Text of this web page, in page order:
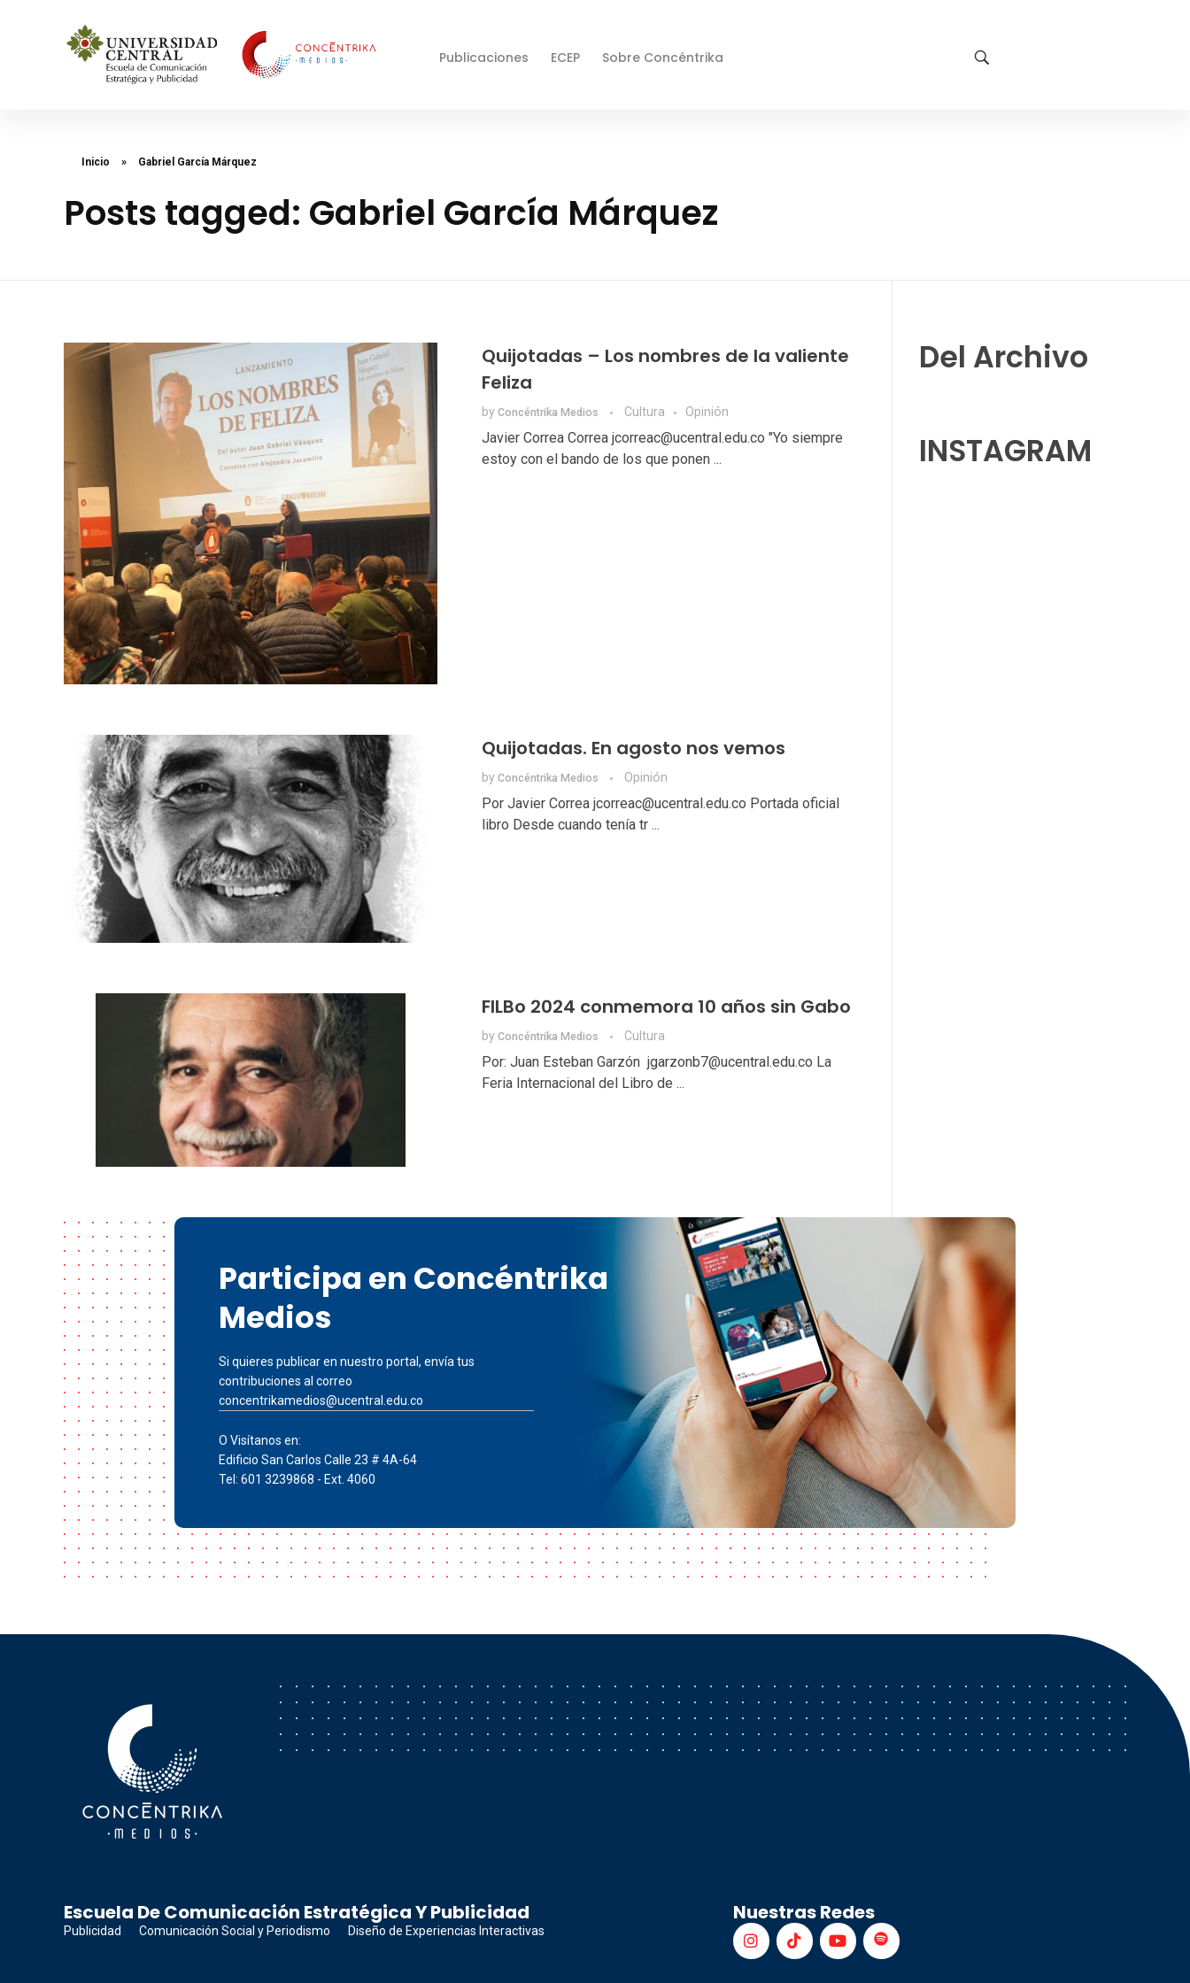
Publicaciones ECEP Sobre Concéntrika
Inicio » Gabriel García Márquez
Posts tagged: Gabriel García Márquez
Quijotadas – Los nombres de la valiente
Feliza
by Concéntrika Medios Cultura Opinión
Javier Correa Correa jcorreac@ucentral.edu.co "Yo siempre
estoy con el bando de los que ponen ...
Quijotadas. En agosto nos vemos
by Concéntrika Medios Opinión
Por Javier Correa jcorreac@ucentral.edu.co Portada oficial
libro Desde cuando tenía tr ...
FILBo 2024 conmemora 10 años sin Gabo
by Concéntrika Medios Cultura
Por: Juan Esteban Garzón jgarzonb7@ucentral.edu.co La
Feria Internacional del Libro de ...
Del Archivo
INSTAGRAM
Participa en Concéntrika
Medios
Si quieres publicar en nuestro portal, envía tus
contribuciones al correo
concentrikamedios@ucentral.edu.co
O Visítanos en:
Edificio San Carlos Calle 23 # 4A-64
Tel: 601 3239868 - Ext. 4060
Escuela De Comunicación Estratégica Y Publicidad
Publicidad Comunicación Social y Periodismo Diseño de Experiencias Interactivas
Nuestras Redes